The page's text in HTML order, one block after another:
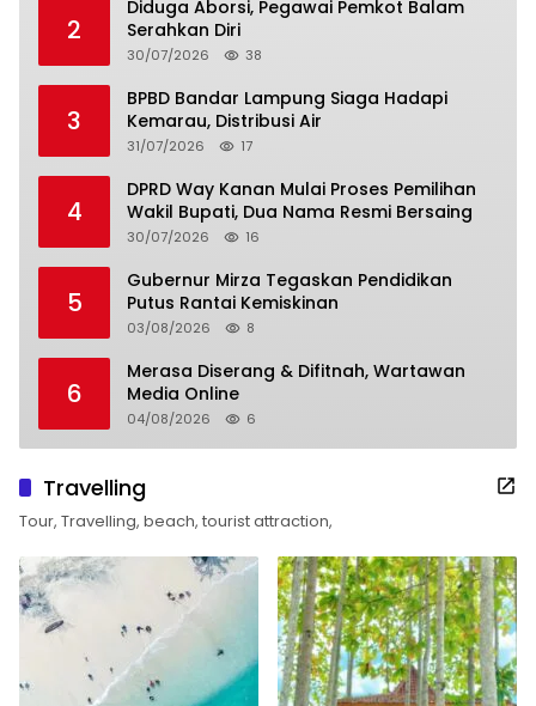
2
Diduga Aborsi, Pegawai Pemkot Balam
Serahkan Diri
30/07/2026 38
3
BPBD Bandar Lampung Siaga Hadapi
Kemarau, Distribusi Air
31/07/2026 17
4
DPRD Way Kanan Mulai Proses Pemilihan
Wakil Bupati, Dua Nama Resmi Bersaing
30/07/2026 16
5
Gubernur Mirza Tegaskan Pendidikan
Putus Rantai Kemiskinan
03/08/2026 8
6
Merasa Diserang & Difitnah, Wartawan
Media Online
04/08/2026 6
Travelling
Tour, Travelling, beach, tourist attraction,